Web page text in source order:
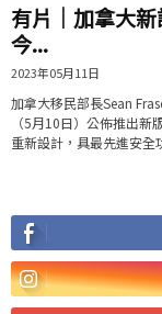
有片│加拿大新
今...
2023年05月11日
加拿大移民部長Sean
（5月10日）公佈推出
重新設計，具最先進安全